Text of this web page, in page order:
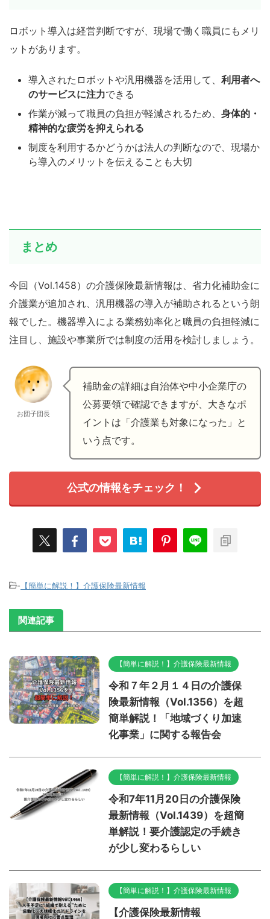
ロボット導入は経営判断ですが、現場で働く職員にもメリ
ットがあります。
導入されたロボットや汎用機器を活用して、 利用者へ
のサービスに注力できる
作業が減って職員の負担が軽減されるため、 身体的・
精神的な疲労を抑えられる
制度を利用するかどうかは法人の判断なので、現場か
ら導入のメリットを伝えることも大切
まとめ
今回（Vol.1458）の介護保険最新情報は、省力化補助金に
介護業が追加され、汎用機器の導入が補助されるという朗
報でした。機器導入による業務効率化と職員の負担軽減に
注目し、施設や事業所では制度の活用を検討しましょう。
お団子団長
補助金の詳細は自治体や中小企業庁の
公募要領で確認できますが、大きなポ
イントは「介護業も対象になった」と
いう点です。
公式の情報をチェック！
- 【簡単に解説！】介護保険最新情報
関連記事
【簡単に解説！】介護保険最新情報
令和７年２月１４日の介護保
険最新情報（Vol.1356）を超
簡単解説！「地域づくり加速
化事業」に関する報告会
【簡単に解説！】介護保険最新情報
令和7年11月20日の介護保険
最新情報（Vol.1439）を超簡
単解説！要介護認定の手続き
が少し変わるらしい
【簡単に解説！】介護保険最新情報
【介護保険最新情報